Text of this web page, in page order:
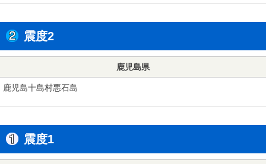
震度2
鹿児島県
鹿児島十島村悪石島
震度1